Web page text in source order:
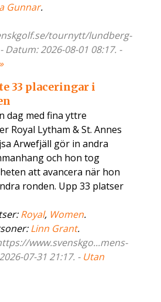
Gunnar.
tournytt/lundberg-
2026-08-01 08:17. -
33 placeringar i
dag med fina yttre
Royal Lytham & St. Annes
Arwefjäll gör in andra
och hon tog
att avancera när hon
ronden. Upp 33 platser
Royal, Women.
Linn Grant.
www.svenskgo...mens-
07-31 21:17. - Utan